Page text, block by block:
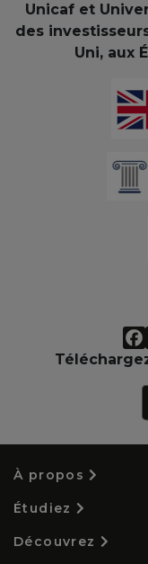
Unicaf et
des
Uni, aux
À propos
Étudiez
Découvrez